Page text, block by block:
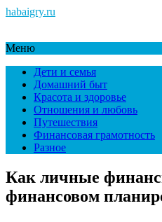
habaigry.ru
Меню
Дети и семья
Домашний быт
Красота и здоровье
Отношения и любовь
Путешествия
Финансовая грамотность
Разное
Как личные
финансовом